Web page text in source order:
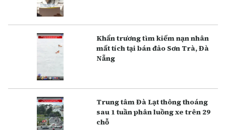
Khẩn trương tìm kiếm nạn nhân
mất tích tại bán đảo Sơn Trà, Đà
Nẵng
Trung tâm Đà Lạt thông thoáng
sau 1 tuần phân luồng xe trên 29
chỗ